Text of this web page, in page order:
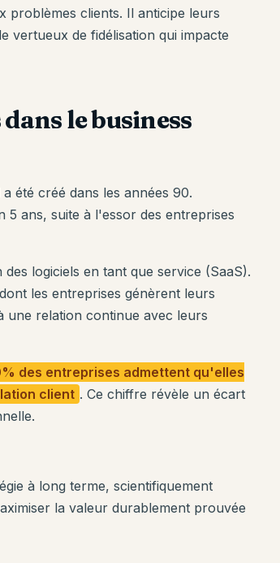
problèmes clients. Il anticipe leurs
vertueux de fidélisation qui impacte
le business
été créé dans les années 90.
5 ans, suite à l'essor des entreprises
logiciels en tant que service (SaaS).
les entreprises génèrent leurs
une relation continue avec leurs
des entreprises admettent qu'elles
client . Ce chiffre révèle un écart
à long terme, scientifiquement
la valeur durablement prouvée